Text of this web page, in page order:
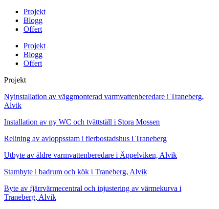
Projekt
Blogg
Offert
Projekt
Blogg
Offert
Projekt
Nyinstallation av väggmonterad varmvattenberedare i Traneberg,
Alvik
Installation av ny WC och tvättställ i Stora Mossen
Relining av avloppsstam i flerbostadshus i Traneberg
Utbyte av äldre varmvattenberedare i Äppelviken, Alvik
Stambyte i badrum och kök i Traneberg, Alvik
Byte av fjärrvärmecentral och injustering av värmekurva i
Traneberg, Alvik